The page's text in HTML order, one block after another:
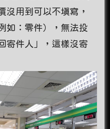
沒用到可以不填寫，
如：零件），無法投
寄件人」，這樣沒寄